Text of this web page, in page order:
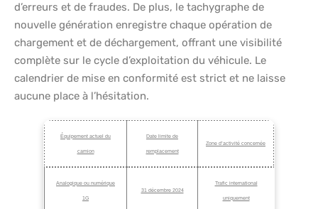
d’erreurs et de fraudes. De plus, le tachygraphe de
nouvelle génération enregistre chaque opération de
chargement et de déchargement, offrant une visibilité
complète sur le cycle d’exploitation du véhicule. Le
calendrier de mise en conformité est strict et ne laisse
aucune place à l’hésitation.
Équipement actuel du
camion
Date limite de
remplacement
Zone d’activité concernée
Analogique ou numérique
1G
31 décembre 2024
Trafic international
uniquement